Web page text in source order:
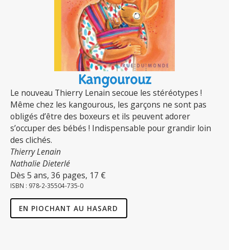
Kangourouz
Le nouveau Thierry Lenain secoue les stéréotypes !
Même chez les kangourous, les garçons ne sont pas
obligés d’être des boxeurs et ils peuvent adorer
s’occuper des bébés ! Indispensable pour grandir loin
des clichés.
Thierry Lenain
Nathalie Dieterlé
Dès 5 ans, 36 pages, 17 €
ISBN : 978-2-35504-735-0
EN PIOCHANT AU HASARD